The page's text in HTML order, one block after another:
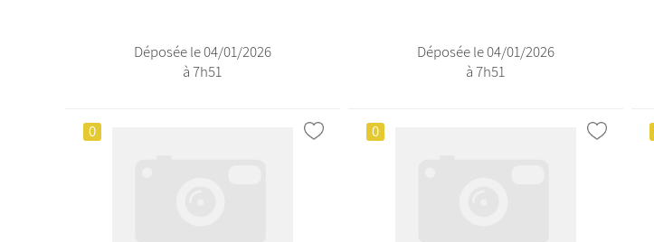
Déposée le 04/01/2026
à 7h51
Déposée le 04/01/2026
à 7h51
0 0